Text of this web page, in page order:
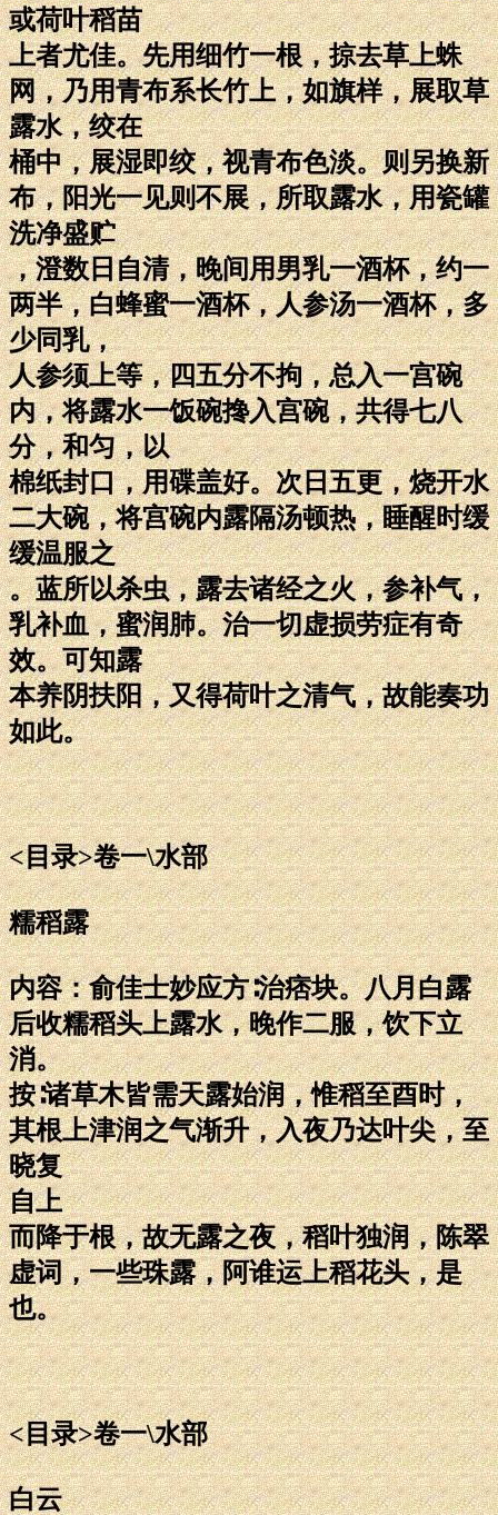
或荷叶稻苗
上者尤佳。先用细竹一根，掠去草上蛛
网，乃用青布系长竹上，如旗样，展取草
露水，绞在
桶中，展湿即绞，视青布色淡。则另换新
布，阳光一见则不展，所取露水，用瓷罐
洗净盛贮
，澄数日自清，晚间用男乳一酒杯，约一
两半，白蜂蜜一酒杯，人参汤一酒杯，多
少同乳，
人参须上等，四五分不拘，总入一宫碗
内，将露水一饭碗搀入宫碗，共得七八
分，和匀，以
棉纸封口，用碟盖好。次日五更，烧开水
二大碗，将宫碗内露隔汤顿热，睡醒时缓
缓温服之
。蓝所以杀虫，露去诸经之火，参补气，
乳补血，蜜润肺。治一切虚损劳症有奇
效。可知露
本养阴扶阳，又得荷叶之清气，故能奏功
如此。
<目录>卷一\水部
糯稻露
内容：俞佳士妙应方∶治痞块。八月白露
后收糯稻头上露水，晚作二服，饮下立
消。
按∶诸草木皆需天露始润，惟稻至酉时，
其根上津润之气渐升，入夜乃达叶尖，至
晓复
自上
而降于根，故无露之夜，稻叶独润，陈翠
虚词，一些珠露，阿谁运上稻花头，是
也。
<目录>卷一\水部
白云